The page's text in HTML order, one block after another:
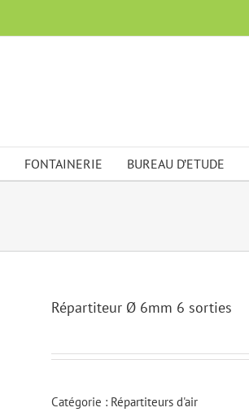
FONTAINERIE BUREAU D’ETUDE
Répartiteur Ø 6mm 6 sorties
Catégorie : Répartiteurs d'air